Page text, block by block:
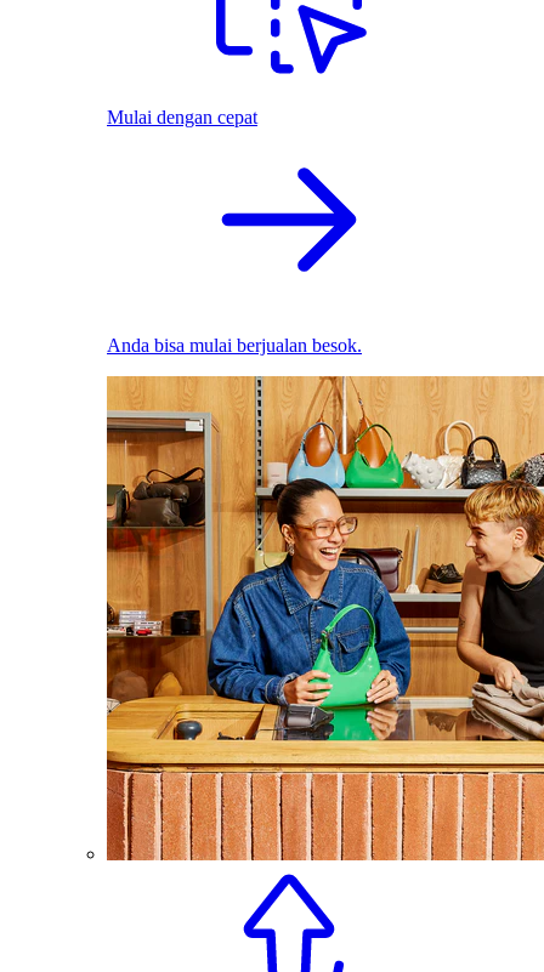
Mulai dengan cepat
Anda bisa mulai berjualan besok.